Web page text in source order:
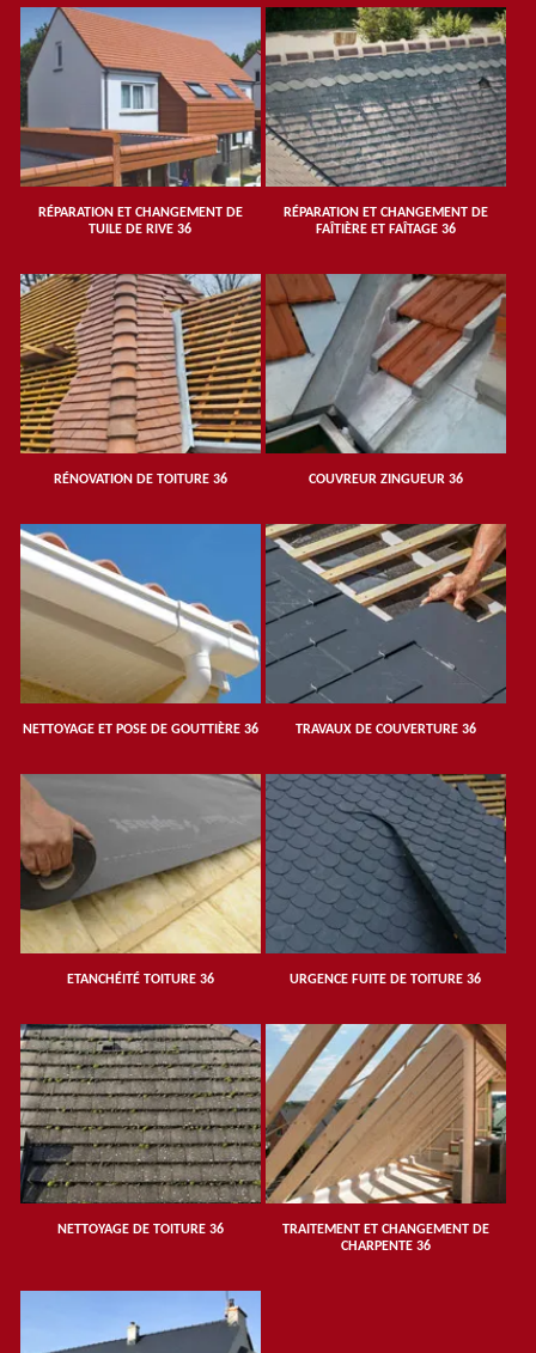
RÉPARATION ET CHANGEMENT DE
TUILE DE RIVE 36
RÉPARATION ET CHANGEMENT DE
FAÎTIÈRE ET FAÎTAGE 36
RÉNOVATION DE TOITURE 36 COUVREUR ZINGUEUR 36
NETTOYAGE ET POSE DE GOUTTIÈRE 36 TRAVAUX DE COUVERTURE 36
ETANCHÉITÉ TOITURE 36 URGENCE FUITE DE TOITURE 36
NETTOYAGE DE TOITURE 36
TRAITEMENT ET CHANGEMENT DE
CHARPENTE 36